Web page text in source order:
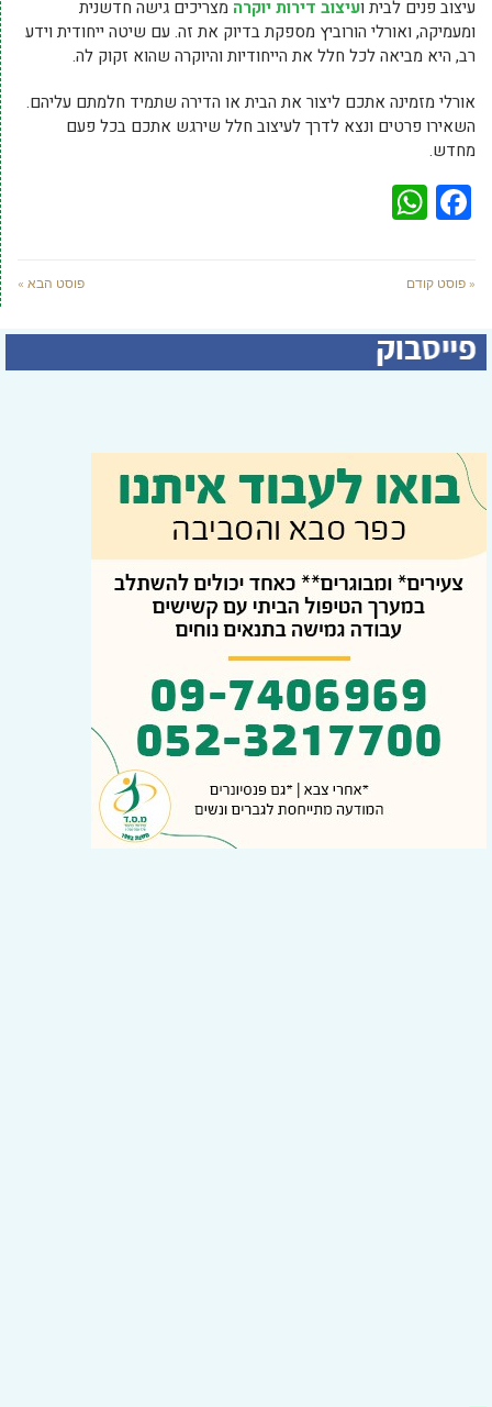
עיצוב פנים לבית ועיצוב דירות יוקרה מצריכים גישה חדשנית
ומעמיקה, ואורלי הורוביץ מספקת בדיוק את זה. עם שיטה ייחודית וידע
רב, היא מביאה לכל חלל את הייחודיות והיוקרה שהוא זקוק לה.
אורלי מזמינה אתכם ליצור את הבית או הדירה שתמיד חלמתם עליהם.
השאירו פרטים ונצא לדרך לעיצוב חלל שירגש אתכם בכל פעם
מחדש.
Facebook
« פוסט קודם פוסט הבא »